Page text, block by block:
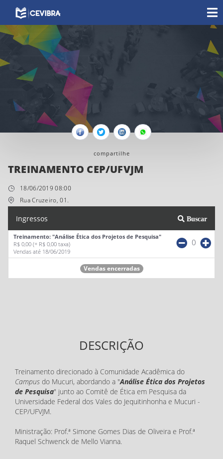
FacebookTwitterLinkedinWhatsapp
compartilhe
TREINAMENTO CEP/UFVJM
18/06/2019 08:00
Rua Cruzeiro, 01.
Ingressos Buscar
Treinamento: "Análise Ética dos Projetos de Pesquisa"
R$ 0,00 (+ R$ 0,00 taxa)
Vendas até 18/06/2019
0
Vendas encerradas
DESCRIÇÃO
Treinamento direcionado à Comunidade Acadêmica do
Campus do Mucuri, abordando a "Análise Ética dos Projetos
de Pesquisa" junto ao Comitê de Ética em Pesquisa da
Universidade Federal dos Vales do Jequitinhonha e Mucuri -
CEP/UFVJM.
Ministração: Prof.ª Simone Gomes Dias de Oliveira e Prof.ª
Raquel Schwenck de Mello Vianna.